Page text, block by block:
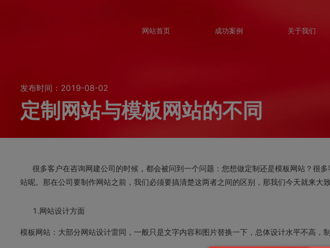
网站首页 成功案例 关于我们
发布时间：2019-08-02
定制网站与模板网站的不同
很多客户在咨询网建公司的时候，都会被问到一个问题：您想做定制还是模板网站？很
站呢。那在公司要制作网站之前，我们必须要搞清楚这两者之间的区别，那我们今天就来大
1.网站设计方面
模板网站：大部分网站设计雷同，一般只是文字内容和图片替换一下，总体设计水平不高，